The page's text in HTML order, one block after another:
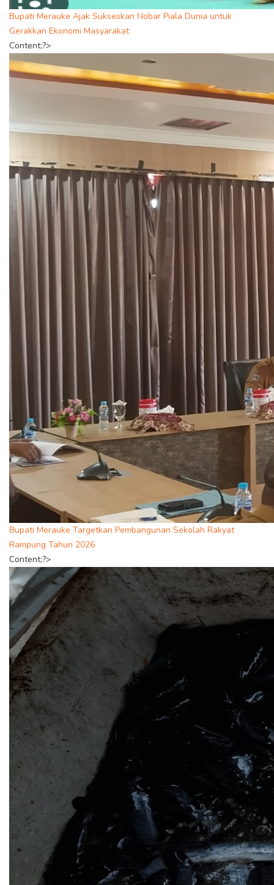
Bupati Merauke Ajak Sukseskan Nobar Piala Dunia untuk
Gerakkan Ekonomi Masyarakat
Content;?>
Bupati Merauke Targetkan Pembangunan Sekolah Rakyat
Rampung Tahun 2026
Content;?>